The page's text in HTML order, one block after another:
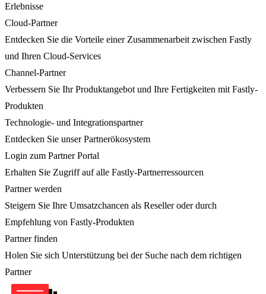
Erlebnisse
Cloud-Partner
Entdecken Sie die Vorteile einer Zusammenarbeit zwischen Fastly
und Ihren Cloud-Services
Channel-Partner
Verbessern Sie Ihr Produktangebot und Ihre Fertigkeiten mit Fastly-
Produkten
Technologie- und Integrationspartner
Entdecken Sie unser Partnerökosystem
Login zum Partner Portal
Erhalten Sie Zugriff auf alle Fastly-Partnerressourcen
Partner werden
Steigern Sie Ihre Umsatzchancen als Reseller oder durch
Empfehlung von Fastly-Produkten
Partner finden
Holen Sie sich Unterstützung bei der Suche nach dem richtigen
Partner